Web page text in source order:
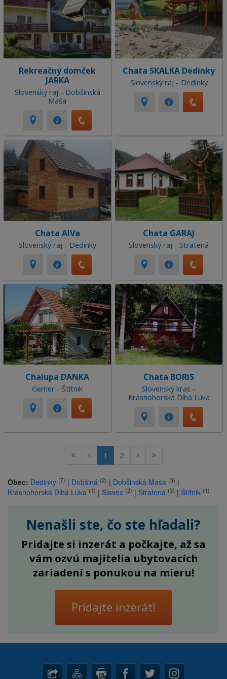
Rekreačný domček
JARKA
Slovenský raj - Dobšinská
Maša
Chata SKALKA Dedinky
Slovenský raj - Dedinky
Chata AlVa
Slovenský raj - Dedinky
Chata GARAJ
Slovenský raj - Stratená
Chalupa DANKA
Gemer - Štítnik
Chata BORIS
Slovenský kras -
Krásnohorská Dlhá Lúka
1 2
Obec: Dedinky (7) | Dobšiná (2) | Dobšinská Maša (3) |
Krásnohorská Dlhá Lúka (1) | Slavec (2) | Stratená (3) | Štítnik (1)
Nenašli ste, čo ste hľadali?
Pridajte si inzerát a počkajte, až sa
vám ozvú majitelia ubytovacích
zariadení s ponukou na mieru!
Pridajte inzerát!